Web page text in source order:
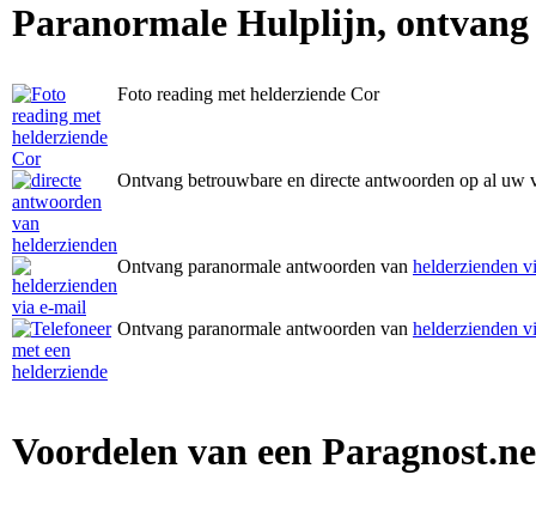
Paranormale Hulplijn,
Foto reading met helderziende Cor
Ontvang betrouwbare en directe antwoorden op al uw
Ontvang paranormale antwoorden van helderzienden
Ontvang paranormale antwoorden van helderzienden
Voordelen van een